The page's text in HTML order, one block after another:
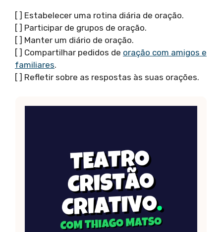
[ ] Estabelecer uma rotina diária de oração.
[ ] Participar de grupos de oração.
[ ] Manter um diário de oração.
[ ] Compartilhar pedidos de oração com amigos e
familiares.
[ ] Refletir sobre as respostas às suas orações.